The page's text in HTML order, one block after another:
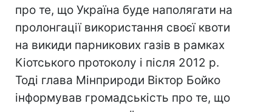
про те, що Україна буде наполягати на
пролонгації використання своєї квоти
на викиди парникових газів в рамках
Кіотського протоколу і після 2012 р.
Тоді глава Мінприроди Віктор Бойко
інформував громадськість про те, що